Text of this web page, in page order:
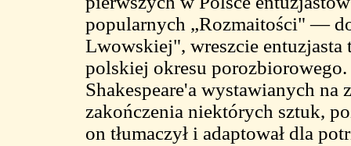
popularnych „Rozmaitości" —
Lwowskiej", wreszcie
polskiej okresu porozbiorowego.
Shakespeare'a wystawianych na
zakończenia niektórych sztuk,
on tłumaczył i adaptował dla